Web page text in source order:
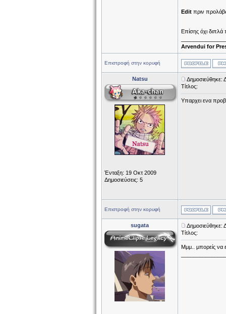
Edit πριν
Επίσης όχι
Arvendui for
Επιστροφή στην κορυφή
Natsu
Ένταξη: 19 Οκτ 2009
Δημοσιεύσεις: 5
Δημοσιεύθηκε:
Τίτλος:
Υπαρχει ενα
Επιστροφή στην κορυφή
sugata
Δημοσιεύθηκε:
Τίτλος:
Μμμ.. μπορείς να είσαι